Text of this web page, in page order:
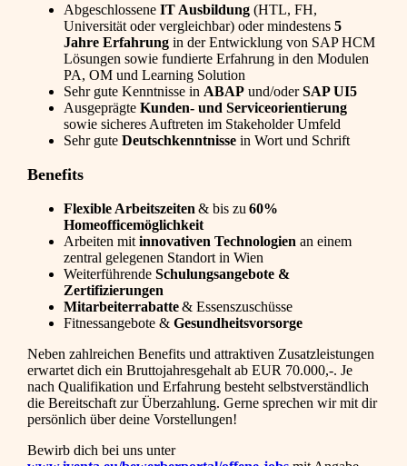
Abgeschlossene IT Ausbildung (HTL, FH,
Universität oder vergleichbar) oder mindestens 5
Jahre Erfahrung in der Entwicklung von SAP HCM
Lösungen sowie fundierte Erfahrung in den Modulen
PA, OM und Learning Solution
Sehr gute Kenntnisse in ABAP und/oderSAP UI5
Ausgeprägte Kunden- und Serviceorientierung
sowie sicheres Auftreten im Stakeholder Umfeld
Sehr gute Deutschkenntnisse in Wort und Schrift
Benefits
Flexible Arbeitszeiten & bis zu 60%
Homeofficemöglichkeit
Arbeiten mit innovativen Technologien an einem
zentral gelegenen Standort in Wien
Weiterführende Schulungsangebote &
Zertifizierungen
Mitarbeiterrabatte& Essenszuschüsse
Fitnessangebote & Gesundheitsvorsorge
Neben zahlreichen Benefits und attraktiven Zusatzleistungen
erwartet dich ein Bruttojahresgehalt ab EUR 70.000,-. Je
nach Qualifikation und Erfahrung besteht selbstverständlich
die Bereitschaft zur Überzahlung. Gerne sprechen wir mit dir
persönlich über deine Vorstellungen!
Bewirb dich bei uns unter